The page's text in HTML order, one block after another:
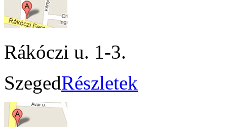
Rákóczi u. 1-3.
SzegedRészletek